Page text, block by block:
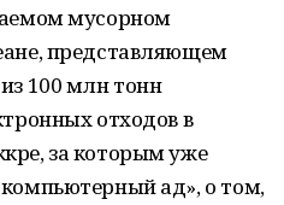
мусорном
представляющем
100 млн тонн
отходов в
за которым уже
ад», о том,